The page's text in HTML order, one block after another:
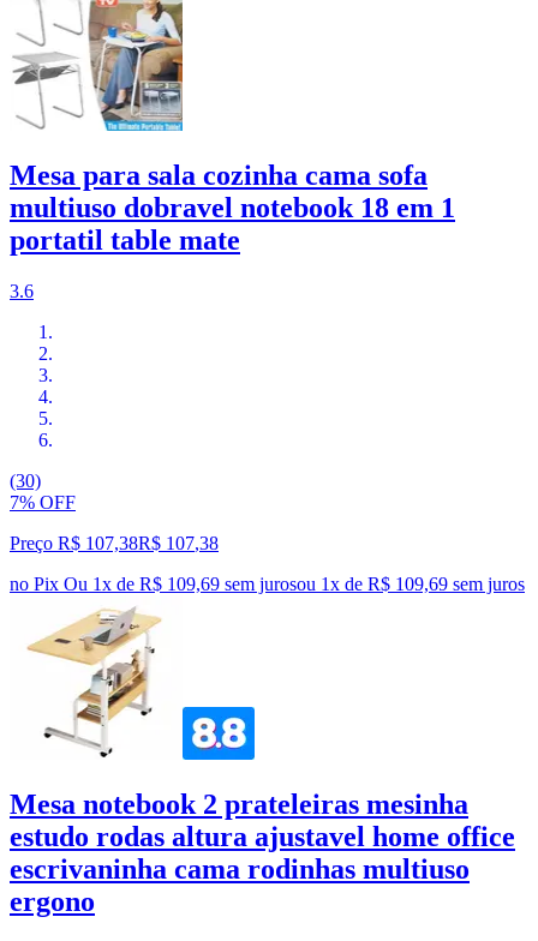
Mesa para sala cozinha cama sofa
multiuso dobravel notebook 18 em 1
portatil table mate
3.6
(30)
7% OFF
Preço R$ 107,38R$ 107,38
no Pix Ou 1x de R$ 109,69 sem jurosou 1x de R$ 109,69 sem juros
Mesa notebook 2 prateleiras mesinha
estudo rodas altura ajustavel home office
escrivaninha cama rodinhas multiuso
ergono